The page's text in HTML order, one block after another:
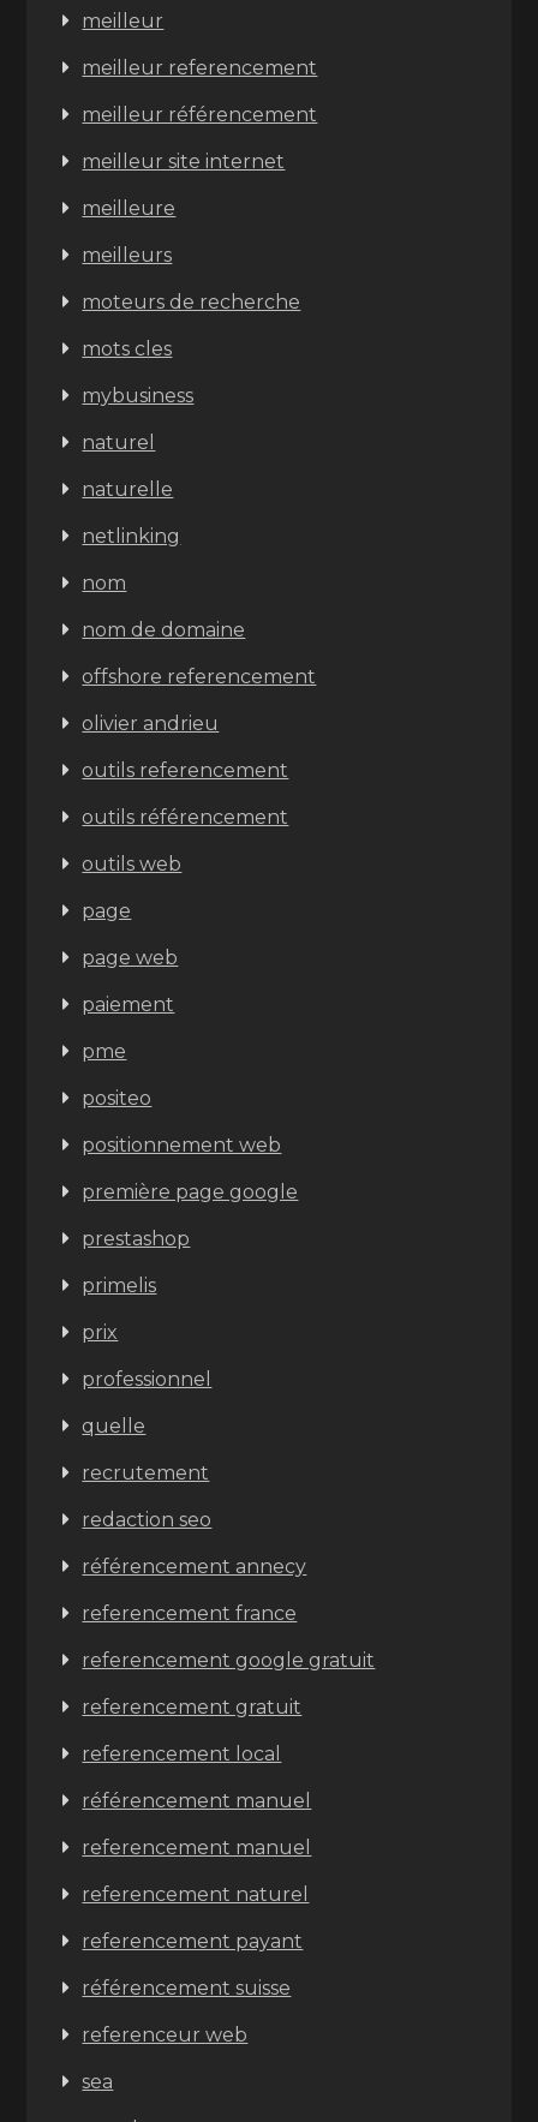
meilleur
meilleur referencement
meilleur référencement
meilleur site internet
meilleure
meilleurs
moteurs de recherche
mots cles
mybusiness
naturel
naturelle
netlinking
nom
nom de domaine
offshore referencement
olivier andrieu
outils referencement
outils référencement
outils web
page
page web
paiement
pme
positeo
positionnement web
première page google
prestashop
primelis
prix
professionnel
quelle
recrutement
redaction seo
référencement annecy
referencement france
referencement google gratuit
referencement gratuit
referencement local
référencement manuel
referencement manuel
referencement naturel
referencement payant
référencement suisse
referenceur web
sea